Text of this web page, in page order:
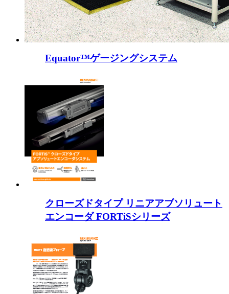
Equator™ゲージングシステム
クローズドタイプ リニアアブソリュート
エンコーダ FORTiSシリーズ